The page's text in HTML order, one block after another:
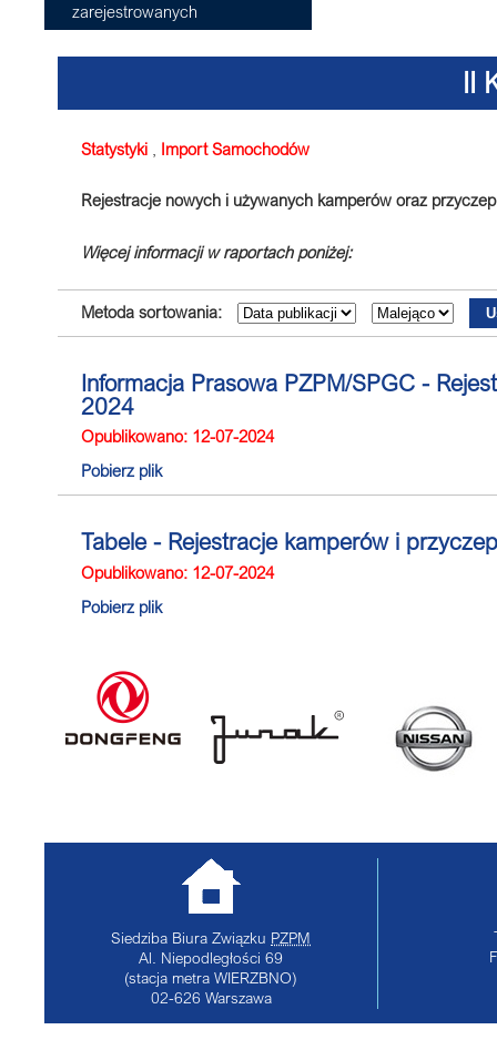
zarejestrowanych
II
Statystyki Import Samochodów
Rejestracje nowych i używanych kamperów oraz
Więcej informacji w raportach poniżej:
Metoda sortowania:
Informacja Prasowa PZPM/SPGC -
2024
Opublikowano: 12-07-2024
Pobierz plik
Tabele - Rejestracje kamperów i
Opublikowano: 12-07-2024
Pobierz plik
Siedziba Biura Związku PZPM
Al. Niepodległości 69
(stacja metra WIERZBNO)
02-626 Warszawa